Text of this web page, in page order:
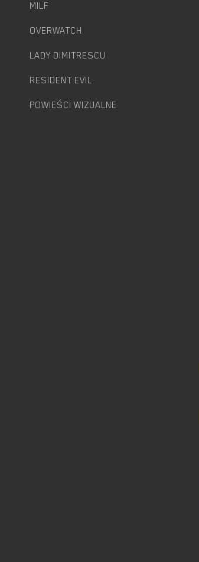
MILF
OVERWATCH
LADY DIMITRESCU
RESIDENT EVIL
POWIEŚCI WIZUALNE